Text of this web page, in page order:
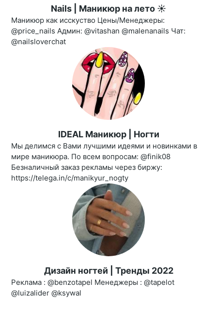
Nails | Маникюр на лето ☀️
Маникюр как исскуство Цены/Менеджеры:
@price_nails Админ: @vitashan @malenanails Чат:
@nailsloverchat
IDEAL Маникюр | Ногти
Мы делимся с Вами лучшими идеями и новинками в
мире маникюра. По всем вопросам: @finik08
Безналичный заказ рекламы через биржу:
https://telega.in/c/manikyur_nogty
Дизайн ногтей | Тренды 2022
Реклама : @benzotapel Менеджеры : @tapelot
@luizalider @ksywal